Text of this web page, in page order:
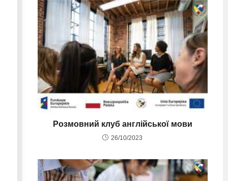
Розмовний клуб англійської мови
26/10/2023